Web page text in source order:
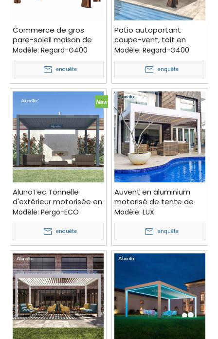
Commerce de gros
pare-soleil maison de
jardin pavillon Pergola
Patio auvent toit
extérieur à toit rigide
Gazebos à vendre
Modèle: Regard-G400
enquête
Patio autoportant
coupe-vent, toit en
polycarbonate, véranda,
maison extérieure,
pavillon, tente, Pergola,
gazébo à toit rigide
Modèle: Regard-G400
enquête
AlunoTec Tonnelle
d'extérieur motorisée en
aluminium, imperméable,
toit à persiennes,
pergola bioclimatique
Modèle: Pergo-ECO
enquête
Auvent en aluminium
motorisé de tente de
belvédère de jardin avec
le toit de persienne
Modèle: LUX
enquête